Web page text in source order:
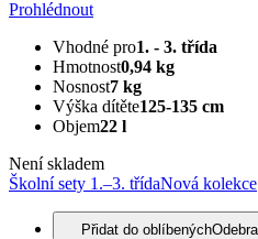
Prohlédnout
Vhodné pro1. - 3. třída
Hmotnost0,94 kg
Nosnost7 kg
Výška dítěte125-135 cm
Objem22 l
Není skladem
Školní sety 1.–3. třídaNová kolekce
Přidat do oblíbených